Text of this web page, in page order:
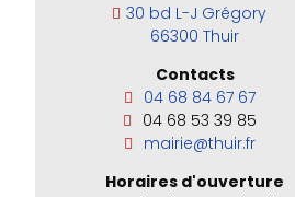
30 bd L-J Grégory
66300 Thuir
Contacts
04 68 84 67 67
04 68 53 39 85
mairie@thuir.fr
Horaires d'ouverture